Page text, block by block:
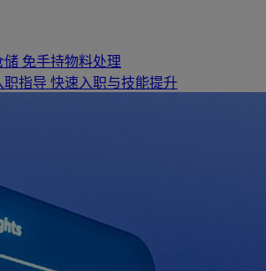
储 免手持物料处理
职指导 快速入职与技能提升